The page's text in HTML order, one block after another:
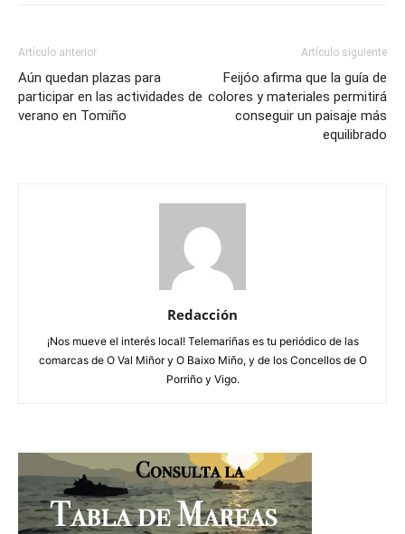
Artículo anterior
Aún quedan plazas para
participar en las actividades de
verano en Tomiño
Artículo siguiente
Feijóo afirma que la guía de
colores y materiales permitirá
conseguir un paisaje más
equilibrado
Redacción
¡Nos mueve el interés local! Telemariñas es tu periódico de las
comarcas de O Val Miñor y O Baixo Miño, y de los Concellos de O
Porriño y Vigo.